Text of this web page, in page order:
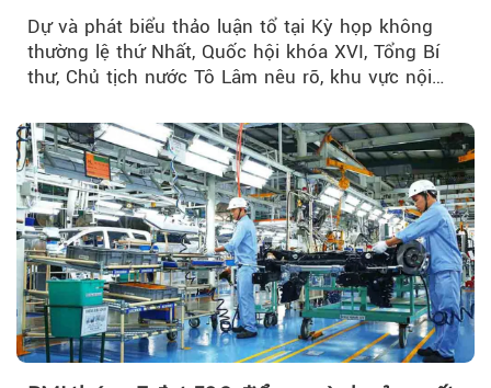
Dự và phát biểu thảo luận tổ tại Kỳ họp không
thường lệ thứ Nhất, Quốc hội khóa XVI, Tổng Bí
thư, Chủ tịch nước Tô Lâm nêu rõ, khu vực nội